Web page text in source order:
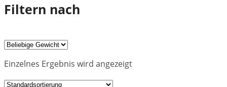
Filtern nach
Einzelnes Ergebnis wird angezeigt